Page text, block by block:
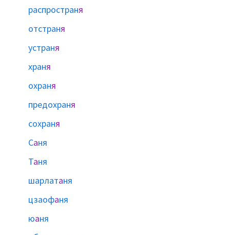
распространя
отстраня
устраня
храня
охраня
предохраня
сохраня
Саня
Таня
шарлатаня
цзаофаня
юаня